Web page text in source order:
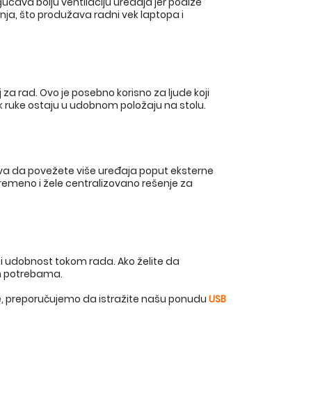
što produžava radni vek laptopa i
rad. Ovo je posebno korisno za ljude koji
ostaju u udobnom položaju na stolu.
da povežete više uređaja poput eksterne
i žele centralizovano rešenje za
tokom rada. Ako želite da
potrebama.
preporučujemo da istražite našu ponudu USB